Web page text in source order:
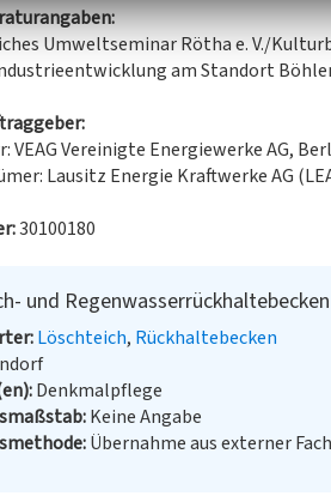
Umweltseminar Rötha e. V./
am Standort
VEAG Vereinigte Energiewerke AG,
Lausitz Energie Kraftwerke AG
30100180
und Regenwasserrückhaltebecken
Löschteich Rückhaltebecken
Denkmalpflege
Keine Angabe
Übernahme aus externer